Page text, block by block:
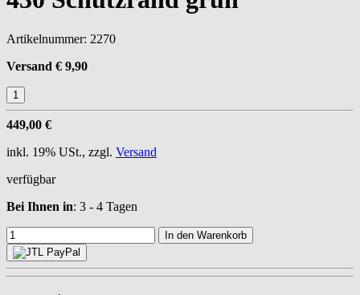
Artikelnummer: 2270
Versand € 9,90
449,00 €
inkl. 19% USt., zzgl. Versand
verfügbar
Bei Ihnen in: 3 - 4 Tagen
In den Warenkorb